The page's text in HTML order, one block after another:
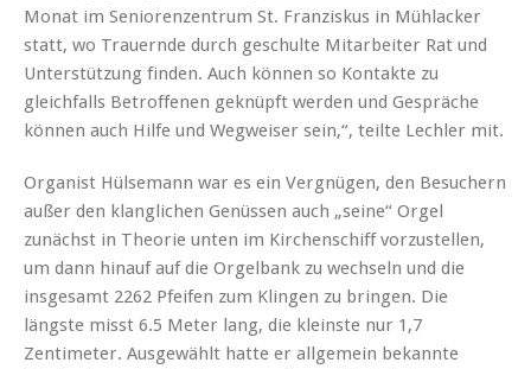
Monat im Seniorenzentrum St. Franziskus in Mühlacker
statt, wo Trauernde durch geschulte Mitarbeiter Rat und
Unterstützung finden. Auch können so Kontakte zu
gleichfalls Betroffenen geknüpft werden und Gespräche
können auch Hilfe und Wegweiser sein,“, teilte Lechler mit.
Organist Hülsemann war es ein Vergnügen, den Besuchern
außer den klanglichen Genüssen auch „seine“ Orgel
zunächst in Theorie unten im Kirchenschiff vorzustellen,
um dann hinauf auf die Orgelbank zu wechseln und die
insgesamt 2262 Pfeifen zum Klingen zu bringen. Die
längste misst 6.5 Meter lang, die kleinste nur 1,7
Zentimeter. Ausgewählt hatte er allgemein bekannte